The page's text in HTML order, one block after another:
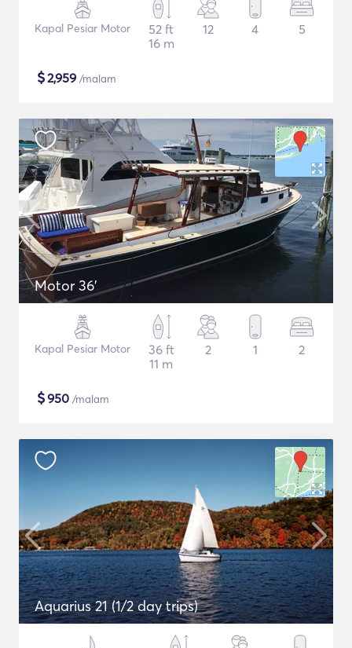
Kapal Pesiar Motor
52 ft
16 m
12 4 5
$2,959 /malam
Motor 36'
Kapal Pesiar Motor
36 ft
11 m
2 1 2
$950 /malam
Aquarius 21 (1/2 day trips)